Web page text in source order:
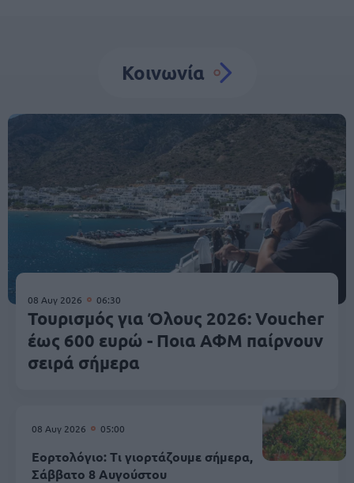
Κοινωνία
08 Αυγ 2026 06:30
Τουρισμός για Όλους 2026: Voucher
έως 600 ευρώ - Ποια ΑΦΜ παίρνουν
σειρά σήμερα
08 Αυγ 2026 05:00
Εορτολόγιο: Τι γιορτάζουμε σήμερα,
Σάββατο 8 Αυγούστου